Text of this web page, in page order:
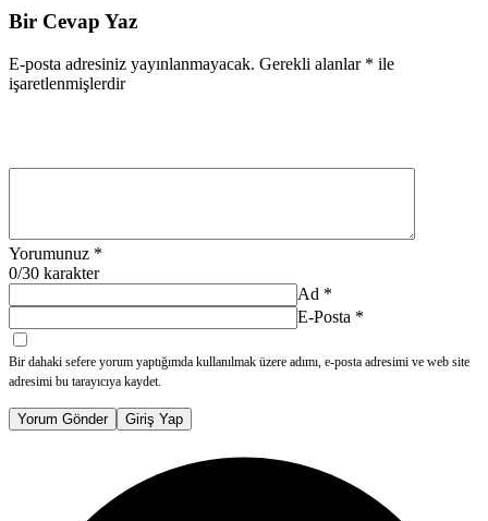
Bir Cevap Yaz
E-posta adresiniz yayınlanmayacak. Gerekli alanlar * ile
işaretlenmişlerdir
Yorumunuz *
0/30 karakter
Ad *
E-Posta *
Bir dahaki sefere yorum yaptığımda kullanılmak üzere adımı, e-posta adresimi ve web site
adresimi bu tarayıcıya kaydet.
Yorum Gönder Giriş Yap